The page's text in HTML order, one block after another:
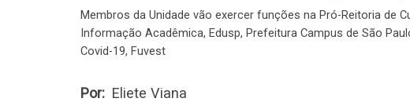
Membros da Unidade vão exercer funções na Pró-Reitoria de
Informação Acadêmica, Edusp, Prefeitura Campus de São
Covid-19, Fuvest
Por
Eliete Viana